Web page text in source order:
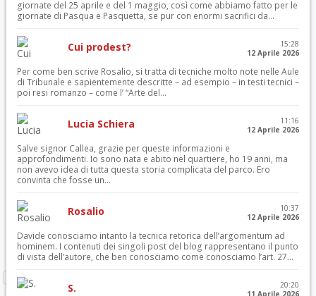
giornate del 25 aprile e del 1 maggio, così come abbiamo fatto per le
giornate di Pasqua e Pasquetta, se pur con enormi sacrifici da...
Cui prodest?
15:28
12 Aprile 2026
Per come ben scrive Rosalio, si tratta di tecniche molto note nelle Aule
di Tribunale e sapientemente descritte – ad esempio – in testi tecnici –
poi resi romanzo – come l’ “Arte del...
Lucia Schiera
11:16
12 Aprile 2026
Salve signor Callea, grazie per queste informazioni e
approfondimenti. Io sono nata e abito nel quartiere, ho 19 anni, ma
non avevo idea di tutta questa storia complicata del parco. Ero
convinta che fosse un...
Rosalio
10:37
12 Aprile 2026
Davide conosciamo intanto la tecnica retorica dell’argomentum ad
hominem. I contenuti dei singoli post del blog rappresentano il punto
di vista dell’autore, che ben conosciamo come conosciamo l’art. 27...
S.
20:20
11 Aprile 2026